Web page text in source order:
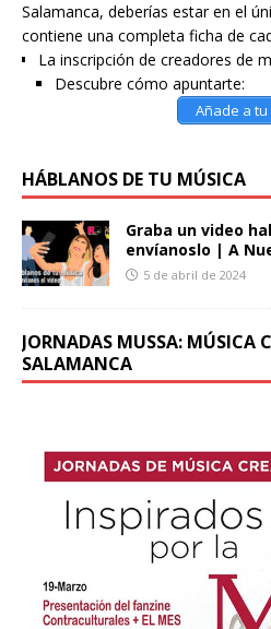
Salamanca, deberías estar en el
contiene una completa ficha de
La inscripción de creadores de
Descubre cómo apuntarte:
Añade a
HÁBLANOS DE TU MÚSICA
Graba un video
envíanoslo | A
5 de abril de 2024
JORNADAS MUSSA: MÚSICA
SALAMANCA